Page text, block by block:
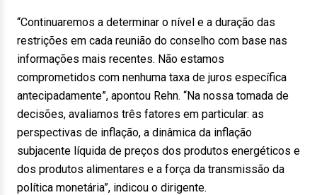
“Continuaremos a determinar o nível e a duração das
restrições em cada reunião do conselho com base nas
informações mais recentes. Não estamos
comprometidos com nenhuma taxa de juros específica
antecipadamente”, apontou Rehn. “Na nossa tomada de
decisões, avaliamos três fatores em particular: as
perspectivas de inflação, a dinâmica da inflação
subjacente líquida de preços dos produtos energéticos e
dos produtos alimentares e a força da transmissão da
política monetária”, indicou o dirigente.